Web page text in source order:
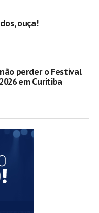
ouça!
perder o Festival
em Curitiba